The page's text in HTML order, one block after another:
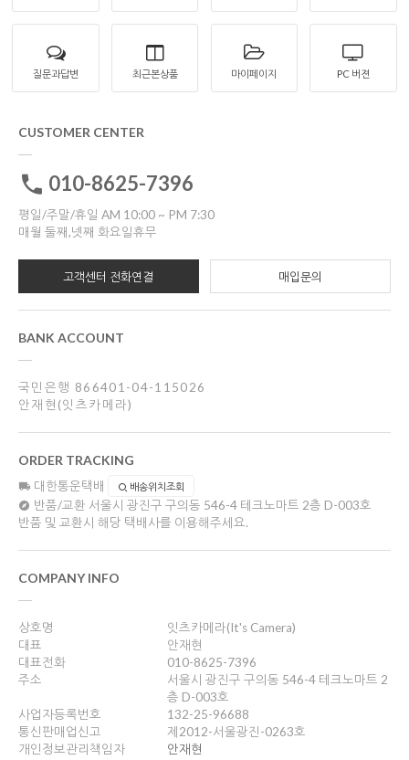
질문과답변 최근본상품 마이페이지 PC 버젼
CUSTOMER CENTER
010-8625-7396
평일/주말/휴일 AM 10:00 ~ PM 7:30
매월 둘째,넷째 화요일휴무
고객센터 전화연결 매입문의
BANK ACCOUNT
국민은행 866401-04-115026
안재현(잇츠카메라)
ORDER TRACKING
대한통운택배 배송위치조회
반품/교환 서울시 광진구 구의동 546-4 테크노마트 2층 D-003호
반품 및 교환시 해당 택배사를 이용해주세요.
COMPANY INFO
상호명
잇츠카메라(It's Camera)
대표
안재현
대표전화
010-8625-7396
주소
서울시 광진구 구의동 546-4 테크노마트 2
층 D-003호
사업자등록번호
132-25-96688
통신판매업신고
제2012-서울광진-0263호
개인정보관리책임자
안재현